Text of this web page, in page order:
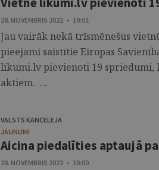
28. NOVEMBRIS 2022 • 10:01
Jau vairāk nekā trīsmēnešus
pieejami saistītie Eiropas
likumi.lv pievienoti 19 spriedumi,
aktiem. ...
VALSTS KANCELEJA
JAUNUMI
Aicina piedalīties aptaujā
28. NOVEMBRIS 2022 • 10:00